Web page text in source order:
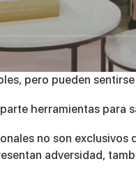
pero pueden
herramientas para
no son exclusivos
adversidad,